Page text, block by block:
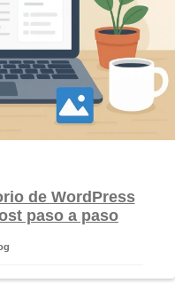
de WordPress
paso a paso